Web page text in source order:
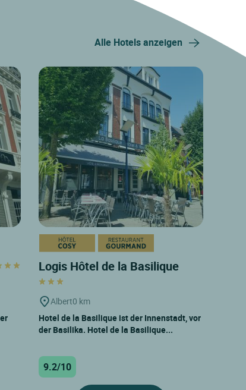
Alle Hotels anzeigen
Logis Hôtel de la Basilique
Albert0 km
Hotel de la Basilique ist der Innenstadt, vor
der Basilika. Hotel de la Basilique...
9.2/10